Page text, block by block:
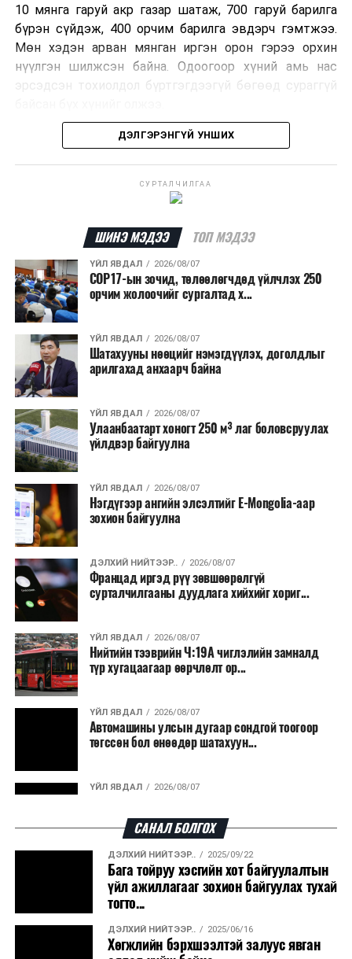
10 мянга гаруй акр газар шатаж, 700 гаруй барилга
бүрэн сүйдэж, 400 орчим барилга эвдэрч гэмтжээ.
Мөн хэдэн арван мянган иргэн орон гэрээ орхин
нүүлгэн шилжсэн байна. Одоогоор хүний амь нас
эрсэдсэн тохиолдол бүртгэгдээгүй бөгөөд сураггүй
Албаныхны мэдээлснээр түймрийн нэг голомтыг
шатаасан гэх үндэслэлээр эрүүгийн хэрэг үүсгэн
шалтгааныг үргэлжлүүлэн тогтоож байгаа бөгөөд
аянгын улмаас үүсээгүй гэж үзэж байгаа аж.
Одоогоор АНУ даяар 13 мужид 90 гаруй томоохон ой,
хээрийн түймэр идэвхтэй үргэлжилж байгаагийн
талаас илүү нь Орегон болон Вашингтон мужид
бүртгэгдсэн байна. Цаг уурын байгууллагууд ойрын
өдрүүдэд агаарын температур дахин огцом
нэмэгдэж, хуурайшилт эрчимжих төлөвтэй байгааг
анхааруулсан бөгөөд энэ нь гал унтраах ажиллагаанд
шинэ сорилт учруулж болзошгүйг онцолжээ.
ДЭЛГЭРЭНГҮЙ УНШИХ
СУРТАЛЧИЛГАА
ШИНЭ МЭДЭЭ ТОП МЭДЭЭ
ҮЙЛ ЯВДАЛ 2026/08/07
COP17-ын зочид, төлөөлөгчдөд үйлчлэх 250
орчим жолоочийг сургалтад х...
ҮЙЛ ЯВДАЛ 2026/08/07
Шатахууны нөөцийг нэмэгдүүлэх, доголдлыг
арилгахад анхаарч байна
ҮЙЛ ЯВДАЛ 2026/08/07
Улаанбаатарт хоногт 250 м³ лаг боловсруулах
үйлдвэр байгуулна
ҮЙЛ ЯВДАЛ 2026/08/07
Нэгдүгээр ангийн элсэлтийг E-Mongolia-аар
зохион байгуулна
ДЭЛХИЙ НИЙТЭЭР.. 2026/08/07
Францад иргэд рүү зөвшөөрөлгүй
сурталчилгааны дуудлага хийхийг хориг...
ҮЙЛ ЯВДАЛ 2026/08/07
Нийтийн тээврийн Ч:19А чиглэлийн замналд
түр хугацаагаар өөрчлөлт ор...
ҮЙЛ ЯВДАЛ 2026/08/07
Автомашины улсын дугаар сондгой тоогоор
төгссөн бол өнөөдөр шатахуун...
ҮЙЛ ЯВДАЛ 2026/08/07
ДЭЛХИЙ НИЙТЭЭР..
“Уралдронзавод” компанийн ерөнхий
захирлын автомашиныг дэлбэлжээ...
ҮЙЛ ЯВДАЛ 2026/08/06
Сүхбаатар боомтоор тав хоногт 10 мянга гаруй
САНАЛ БОЛГОХ
ДЭЛХИЙ НИЙТЭЭР.. 2025/09/22
Бага тойруу хэсгийн хот байгуулалтын
үйл ажиллагааг зохион байгуулах тухай
тогто...
ДЭЛХИЙ НИЙТЭЭР.. 2025/06/16
Хөгжлийн бэрхшээлтэй залуус явган